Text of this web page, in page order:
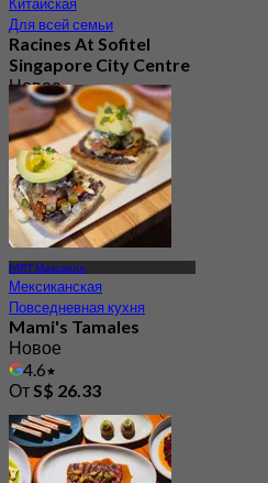
Для всей семьи
Racines At Sofitel
Singapore City Centre
Новое
4.2
ОтS$ 31.89
MRT Максвелл
Мексиканская
Повседневная кухня
Mami's Tamales
Новое
4.6
От S$ 26.33